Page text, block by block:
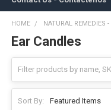
HOME NATURAL REMEDIES
Ear Candles
Sort By: